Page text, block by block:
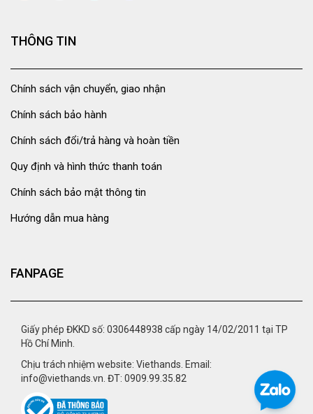
THÔNG TIN
Chính sách vận chuyển, giao nhận
Chính sách bảo hành
Chính sách đổi/trả hàng và hoàn tiền
Quy định và hình thức thanh toán
Chính sách bảo mật thông tin
Hướng dẫn mua hàng
FANPAGE
Giấy phép ĐKKD số: 0306448938 cấp ngày 14/02/2011 tại TP
Hồ Chí Minh.
Chịu trách nhiệm website: Viethands. Email:
info@viethands.vn. ĐT: 0909.99.35.82